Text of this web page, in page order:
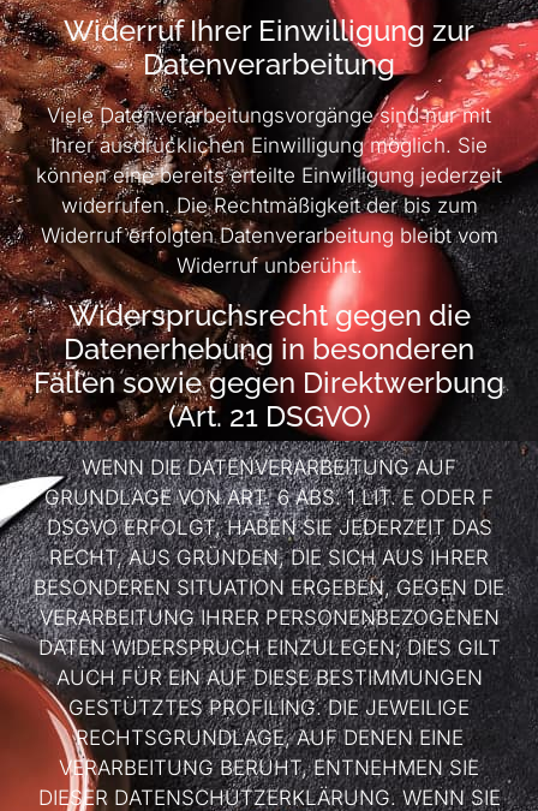
Widerruf Ihrer Einwilligung zur
Datenverarbeitung
Viele Datenverarbeitungsvorgänge sind nur mit
Ihrer ausdrücklichen Einwilligung möglich. Sie
können eine bereits erteilte Einwilligung jederzeit
widerrufen. Die Rechtmäßigkeit der bis zum
Widerruf erfolgten Datenverarbeitung bleibt vom
Widerruf unberührt.
Widerspruchsrecht gegen die
Datenerhebung in besonderen
Fällen sowie gegen Direktwerbung
(Art. 21 DSGVO)
WENN DIE DATENVERARBEITUNG AUF
GRUNDLAGE VON ART. 6 ABS. 1 LIT. E ODER F
DSGVO ERFOLGT, HABEN SIE JEDERZEIT DAS
RECHT, AUS GRÜNDEN, DIE SICH AUS IHRER
BESONDEREN SITUATION ERGEBEN, GEGEN DIE
VERARBEITUNG IHRER PERSONENBEZOGENEN
DATEN WIDERSPRUCH EINZULEGEN; DIES GILT
AUCH FÜR EIN AUF DIESE BESTIMMUNGEN
GESTÜTZTES PROFILING. DIE JEWEILIGE
RECHTSGRUNDLAGE, AUF DENEN EINE
VERARBEITUNG BERUHT, ENTNEHMEN SIE
DIESER DATENSCHUTZERKLÄRUNG. WENN SIE